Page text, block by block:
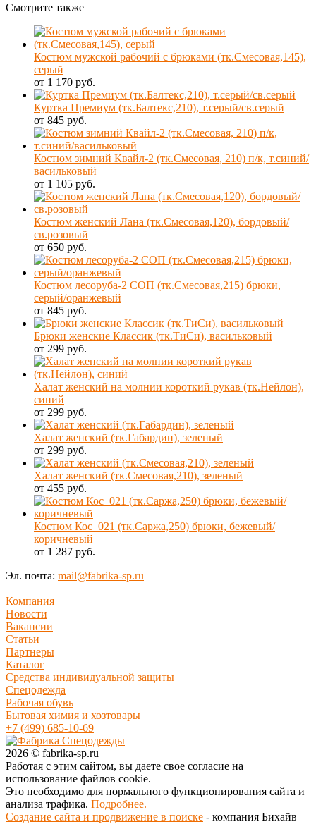
Смотрите также
Костюм мужской рабочий с брюками (тк.Смесовая,145),
серый
от 1 170 руб.
Куртка Премиум (тк.Балтекс,210), т.серый/св.серый
от 845 руб.
Костюм зимний Квайл-2 (тк.Смесовая, 210) п/к, т.синий/
васильковый
от 1 105 руб.
Костюм женский Лана (тк.Смесовая,120), бордовый/
св.розовый
от 650 руб.
Костюм лесоруба-2 СОП (тк.Смесовая,215) брюки,
серый/оранжевый
от 845 руб.
Брюки женские Классик (тк.ТиСи), васильковый
от 299 руб.
Халат женский на молнии короткий рукав (тк.Нейлон),
синий
от 299 руб.
Халат женский (тк.Габардин), зеленый
от 299 руб.
Халат женский (тк.Смесовая,210), зеленый
от 455 руб.
Костюм Кос_021 (тк.Саржа,250) брюки, бежевый/
коричневый
от 1 287 руб.
Эл. почта: mail@fabrika-sp.ru
Компания
Новости
Вакансии
Статьи
Партнеры
Каталог
Средства индивидуальной защиты
Спецодежда
Рабочая обувь
Бытовая химия и хозтовары
+7 (499) 685-10-69
2026 © fabrika-sp.ru
Работая с этим сайтом, вы даете свое согласие на
использование файлов cookie.
Это необходимо для нормального функционирования сайта и
анализа трафика. Подробнее.
Создание сайта и продвижение в поиске - компания Бихайв